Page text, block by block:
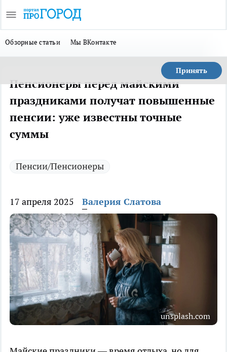
Обзорные статьи Мы ВКонтакте
Принять
Пенсионеры перед майскими
праздниками получат повышенные
пенсии: уже известны точные
суммы
Пенсии/Пенсионеры
17 апреля 2025 Валерия Слатова
unsplash.com